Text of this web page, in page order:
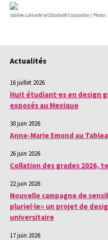
Valérie Laliverté et Elizabeth Coulombe / Photo :
Actualités
16 juillet 2026
Huit étudiant·es en design
exposés au Mexique
30 juin 2026
Anne-Marie Emond au
26 juin 2026
Collation des grades 2026,
22 juin 2026
Nouvelle campagne de
pluriel·le» un projet de
universitaire
17 juin 2026